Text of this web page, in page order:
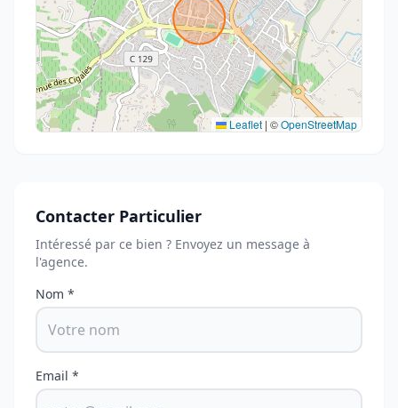
Leaflet | ©OpenStreetMap
Contacter Particulier
Intéressé par ce bien ? Envoyez un message à
l'agence.
Nom *
Email *